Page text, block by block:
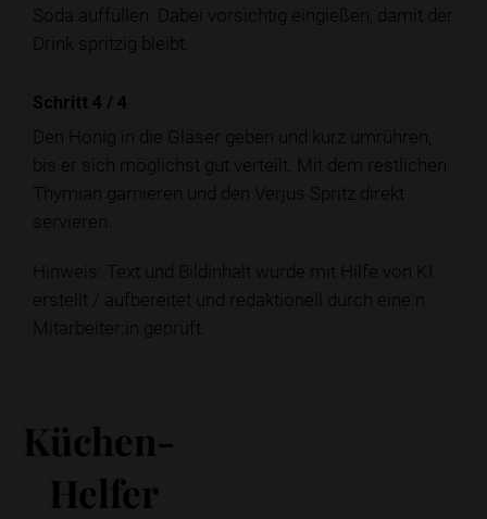
Soda auffüllen. Dabei vorsichtig eingießen, damit der
Drink spritzig bleibt.
Schritt 4 / 4
Den Honig in die Gläser geben und kurz umrühren,
bis er sich möglichst gut verteilt. Mit dem restlichen
Thymian garnieren und den Verjus Spritz direkt
servieren.
Hinweis: Text und Bildinhalt wurde mit Hilfe von KI
erstellt / aufbereitet und redaktionell durch eine:n
Mitarbeiter:in geprüft.
Küchen-
Helfer